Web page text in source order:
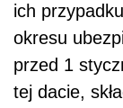
ich
okresu
przed 1
tej dacie,